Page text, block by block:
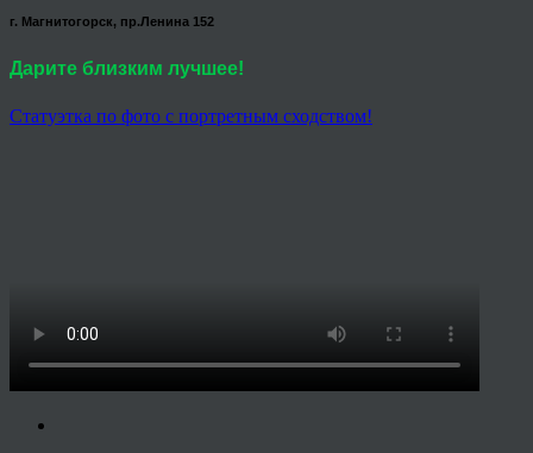
г. Магнитогорск, пр.Ленина 152
Дарите близким лучшее!
Статуэтка по фото с портретным сходством!